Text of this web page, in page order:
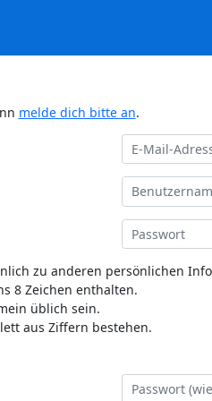
melde dich bitte an.
zu anderen persönlichen
8 Zeichen enthalten.
üblich sein.
aus Ziffern bestehen.